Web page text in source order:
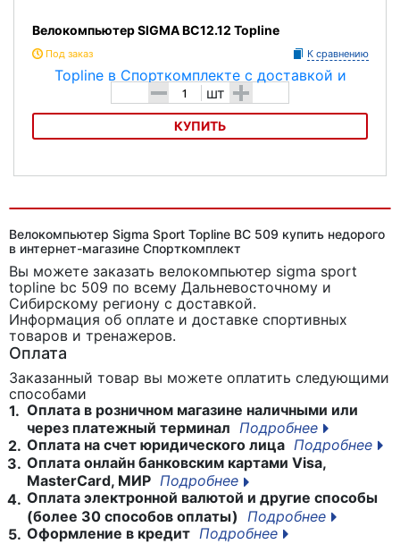
Велокомпьютер SIGMA BC12.12 Topline
Под заказ К сравнению
- шт +
КУПИТЬ
Велокомпьютер Sigma Sport Topline BC 509 купить недорого
в интернет-магазине Спорткомплект
Вы можете заказать велокомпьютер sigma sport
topline bc 509 по всему Дальневосточному и
Сибирскому региону с доставкой.
Информация об оплате и доставке спортивных
товаров и тренажеров.
Оплата
Заказанный товар вы можете оплатить следующими
способами
1. Оплата в розничном магазине наличными или
через платежный терминал Подробнее
2. Оплата на счет юридического лица Подробнее
3. Оплата онлайн банковским картами Visa,
MasterCard, МИР Подробнее
4. Оплата электронной валютой и другие способы
(более 30 способов оплаты)
Подробнее
5. Оформление в кредит Подробнее